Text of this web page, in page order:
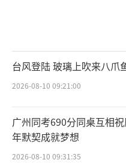
台风登陆 玻璃上吹来八爪
2026-08-10 09:21:00
广州同考690分同桌互相
年默契成就梦想
2026-08-10 09:31:35